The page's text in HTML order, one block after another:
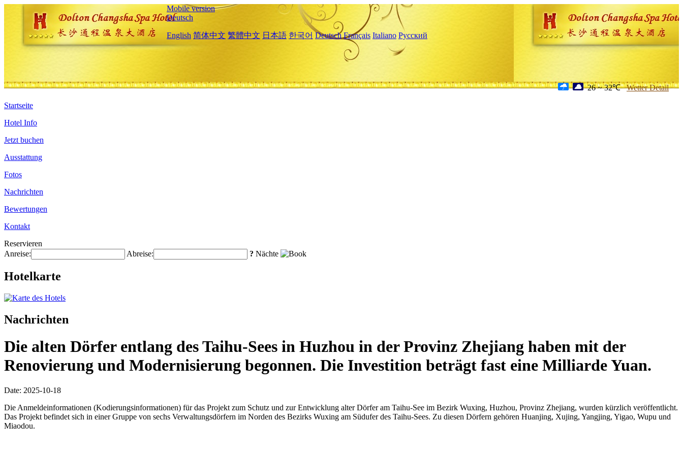
Mobile version
Deutsch
English 简体中文 繁體中文 日本語 한국어 Deutsch Français Italiano Русский
26 ~ 32℃ Wetter Detail
Startseite
Hotel Info
Jetzt buchen
Ausstattung
Fotos
Nachrichten
Bewertungen
Kontakt
Reservieren
Anreise:
Abreise: ? Nächte
Hotelkarte
Nachrichten
Die alten Dörfer entlang des Taihu-Sees in Huzhou in der Provinz Zhejiang haben mit der
Renovierung und Modernisierung begonnen. Die Investition beträgt fast eine Milliarde Yuan.
Date: 2025-10-18
Die Anmeldeinformationen (Kodierungsinformationen) für das Projekt zum Schutz und zur Entwicklung alter Dörfer am Taihu-See im Bezirk Wuxing, Huzhou, Provinz Zhejiang, wurden kürzlich veröffentlicht.
Das Projekt befindet sich in einer Gruppe von sechs Verwaltungsdörfern im Norden des Bezirks Wuxing am Südufer des Taihu-Sees. Zu diesen Dörfern gehören Huanjing, Xujing, Yangjing, Yigao, Wupu und
Miaodou.